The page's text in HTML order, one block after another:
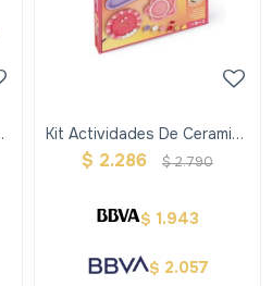
Kit Actividades De Ceramica
Terra Maped Creativ
$ 2.286 $2.790
$ 1.943
$ 2.057